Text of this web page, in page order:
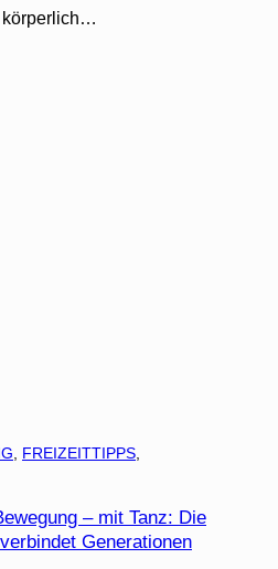
körperlich…
FREIZEITTIPPS
– mit Tanz: Die
Generationen